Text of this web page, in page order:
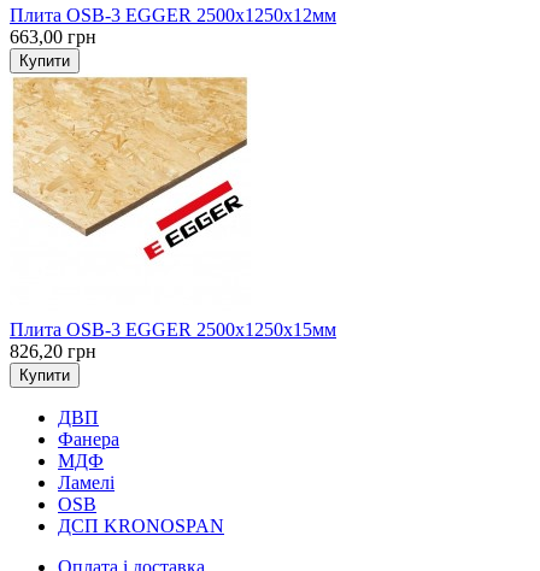
Плита OSB-3 EGGER 2500х1250х12мм
663,00 грн
Купити
Плита OSB-3 EGGER 2500х1250х15мм
826,20 грн
Купити
ДВП
Фанера
МДФ
Ламелі
OSB
ДСП KRONOSPAN
Оплата і доставка